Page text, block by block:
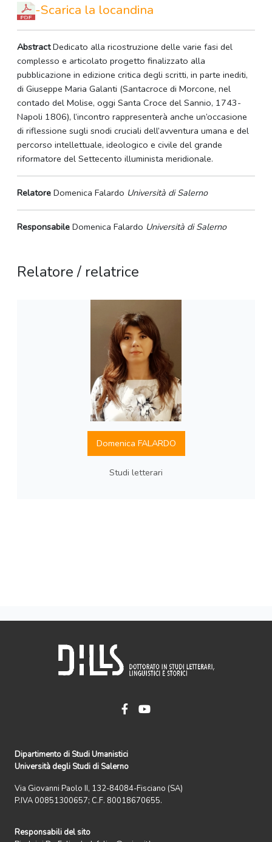
-Scarica la locandina
AbstractDedicato alla ricostruzione delle varie fasi del
complesso e articolato progetto finalizzato alla
pubblicazione in edizione critica degli scritti, in parte inediti,
di Giuseppe Maria Galanti (Santacroce di Morcone, nel
contado del Molise, oggi Santa Croce del Sannio, 1743-
Napoli 1806), l’incontro rappresenterà anche un’occasione
di riflessione sugli snodi cruciali dell’avventura umana e del
percorso intellettuale, ideologico e civile del grande
riformatore del Settecento illuminista meridionale.
Relatore Domenica Falardo Università di Salerno
Responsabile Domenica Falardo Università di Salerno
Relatore / relatrice
Domenica FALARDO
Studi letterari
Dipartimento di Studi Umanistici
Università degli Studi di Salerno
Via Giovanni Paolo II, 132-84084-Fisciano (SA)
P.IVA 00851300657; C.F. 80018670655.
Responsabili del sito